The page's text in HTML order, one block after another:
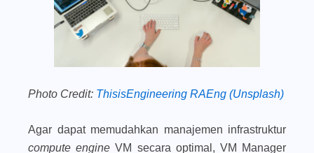
Photo Credit: ThisisEngineering RAEng (Unsplash)
Agar dapat memudahkan manajemen infrastruktur
compute engineVM secara optimal, VM Manager